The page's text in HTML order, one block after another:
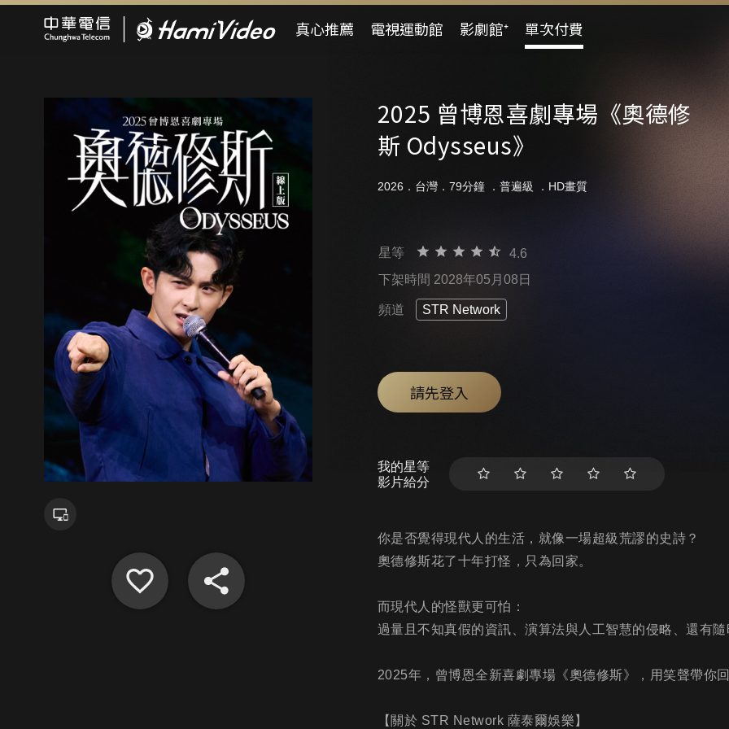
真心推薦 電視運動館 影劇館⁺ 單次付費
2025 曾博恩喜劇專場《奧德修
斯 Odysseus》
2026．台灣．79分鐘 ． 普遍級 ．HD畫質
星等
4.6
下架時間 2028年05月08日
頻道 STR Network
請先登入
我的星等
影片給分
你是否覺得現代人的生活，就像一場超級荒謬的史詩？
奧德修斯花了十年打怪，只為回家。
而現代人的怪獸更可怕：
過量且不知真假的資訊、演算法與人工智慧的侵略、還有
2025年，曾博恩全新喜劇專場《奧德修斯》，用笑聲帶你
【關於 STR Network 薩泰爾娛樂】